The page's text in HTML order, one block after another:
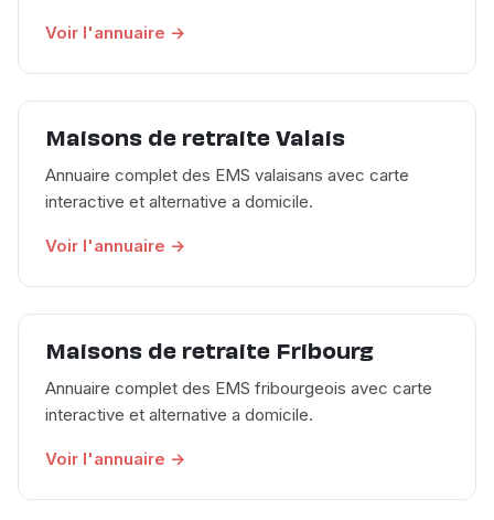
Voir l'annuaire →
Maisons de retraite Valais
Annuaire complet des EMS valaisans avec carte
interactive et alternative a domicile.
Voir l'annuaire →
Maisons de retraite Fribourg
Annuaire complet des EMS fribourgeois avec carte
interactive et alternative a domicile.
Voir l'annuaire →